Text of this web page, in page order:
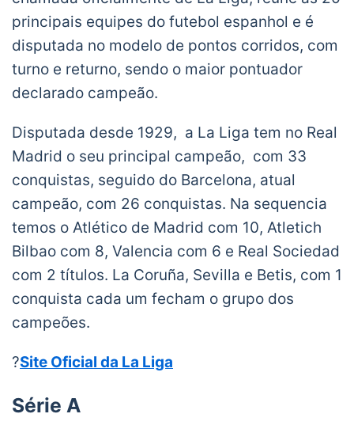
principais equipes do futebol espanhol e é
disputada no modelo de pontos corridos, com
turno e returno, sendo o maior pontuador
declarado campeão.
Disputada desde 1929, a La Liga tem no Real
Madrid o seu principal campeão, com 33
conquistas, seguido do Barcelona, atual
campeão, com 26 conquistas. Na sequencia
temos o Atlético de Madrid com 10, Atletich
Bilbao com 8, Valencia com 6 e Real Sociedad
com 2 títulos. La Coruña, Sevilla e Betis, com 1
conquista cada um fecham o grupo dos
campeões.
?Site Oficial da La Liga
Série A